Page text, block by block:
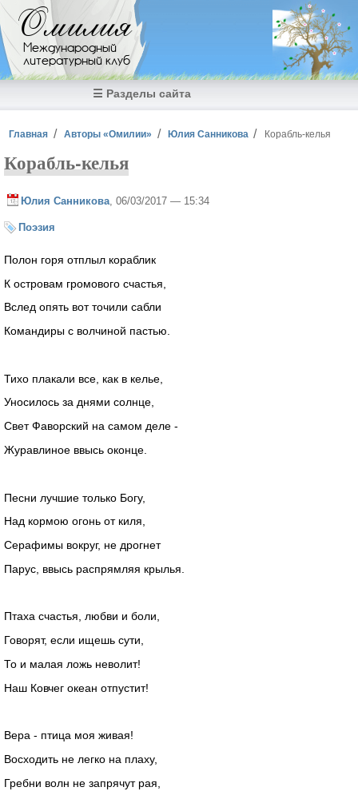
Перейти к основному содержанию
Омилия
Международный
литературный клуб
☰ Разделы сайта
Вы здесь
Главная Авторы «Омилии» Юлия Санникова Корабль-келья
Корабль-келья
Юлия Санникова , 06/03/2017 — 15:34
Поэзия
Полон горя отплыл кораблик
К островам громового счастья,
Вслед опять вот точили сабли
Командиры с волчиной пастью.
Тихо плакали все, как в келье,
Уносилось за днями солнце,
Свет Фаворский на самом деле -
Журавлиное ввысь оконце.
Песни лучшие только Богу,
Над кормою огонь от киля,
Серафимы вокруг, не дрогнет
Парус, ввысь распрямляя крылья.
Птаха счастья, любви и боли,
Говорят, если ищешь сути,
То и малая ложь неволит!
Наш Ковчег океан отпустит!
Вера - птица моя живая!
Восходить не легко на плаху,
Гребни волн не запрячут рая,